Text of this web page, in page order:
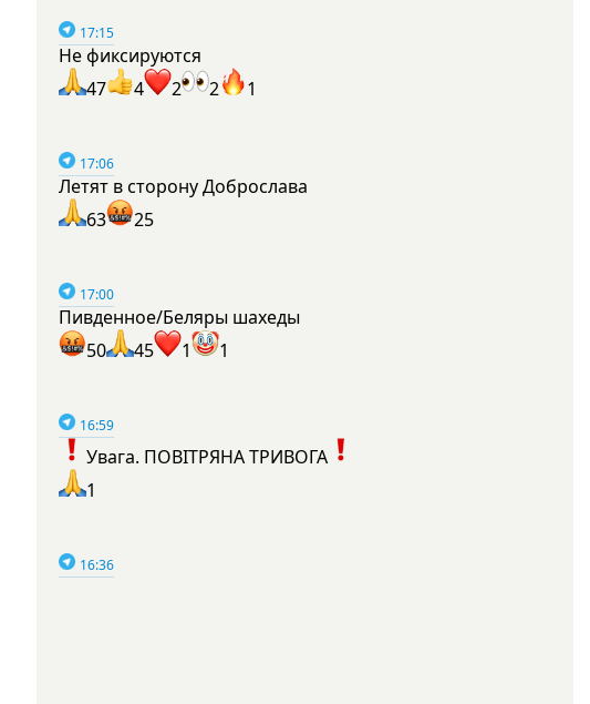
17:15
Не фиксируются
47
4 2 2 1
17:06
Летят в сторону Доброслава
63
25
17:00
Пивденное/Беляры шахеды
50
45 1 1
16:59
Увага. ПОВІТРЯНА ТРИВОГА
1
16:36